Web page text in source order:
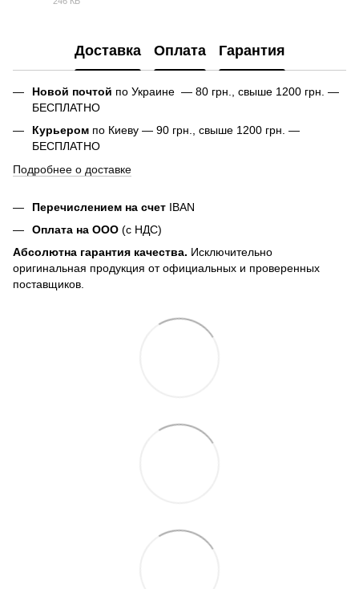
Доставка Оплата Гарантия
Новой почтой по Украине — 80 грн., свыше 1200 грн. —
БЕСПЛАТНО
Курьером по Киеву — 90 грн., свыше 1200 грн. —
БЕСПЛАТНО
Подробнее о доставке
Перечислением на счет IBAN
Оплата на ООО (с НДС)
Абсолютна гарантия качества. Исключительно
оригинальная продукция от официальных и проверенных
поставщиков.